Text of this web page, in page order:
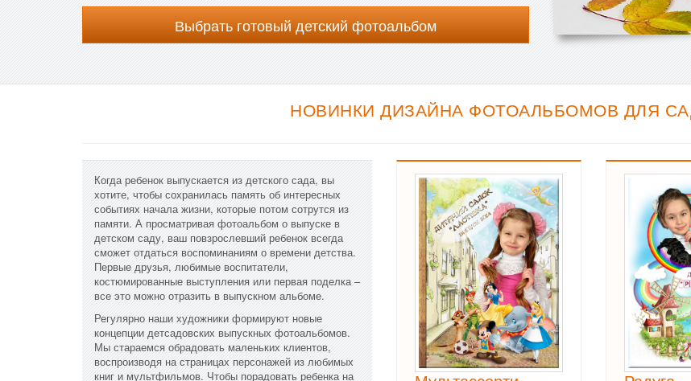
Выбрать готовый детский фотоальбом
НОВИНКИ ДИЗАЙНА ФОТОАЛЬБОМОВ ДЛЯ
Когда ребенок выпускается из детского сада, вы
хотите, чтобы сохранилась память об интересных
событиях начала жизни, которые потом сотрутся из
памяти. А просматривая фотоальбом о выпуске в
детском саду, ваш повзрослевший ребенок всегда
сможет отдаться воспоминаниям о времени детства.
Первые друзья, любимые воспитатели,
костюмированные выступления или первая поделка –
все это можно отразить в выпускном альбоме.
Регулярно наши художники формируют новые
концепции детсадовских выпускных фотоальбомов.
Мы стараемся обрадовать маленьких клиентов,
воспроизводя на страницах персонажей из любимых
книг и мультфильмов. Чтобы порадовать ребенка на